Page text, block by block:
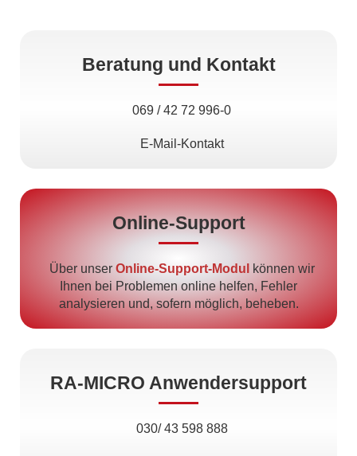
Beratung und Kontakt
069 / 42 72 996-0
E-Mail-Kontakt
Online-Support
Über unser Online-Support-Modul
können wir
Ihnen bei Problemen online helfen, Fehler
analysieren und, sofern möglich, beheben.
RA-MICRO Anwendersupport
030/ 43 598 888